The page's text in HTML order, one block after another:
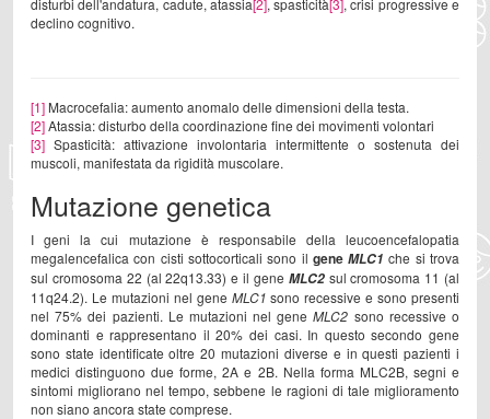
declino cognitivo.
[1] Macrocefalia: aumento anomalo delle dimensioni della testa.
[2]Atassia: disturbo della coordinazione fine dei movimenti volontari
[3] Spasticità: attivazione involontaria intermittente o sostenuta dei
muscoli, manifestata da rigidità muscolare.
Mutazione genetica
I geni la cui mutazione è responsabile della leucoencefalopatia
megalencefalica con cisti sottocorticali sono il gene MLC1 che si trova
sul cromosoma 22 (al 22q13.33) e il gene MLC2sul cromosoma 11 (al
11q24.2). Le mutazioni nel gene MLC1 sono recessive e sono presenti
nel 75% dei pazienti. Le mutazioni nel geneMLC2 sono recessive o
dominanti e rappresentano il 20% dei casi. In questo secondo gene
sono state identificate oltre 20 mutazioni diverse e in questi pazienti i
medici distinguono due forme, 2A e 2B. Nella forma MLC2B, segni e
sintomi migliorano nel tempo, sebbene le ragioni di tale miglioramento
non siano ancora state comprese.